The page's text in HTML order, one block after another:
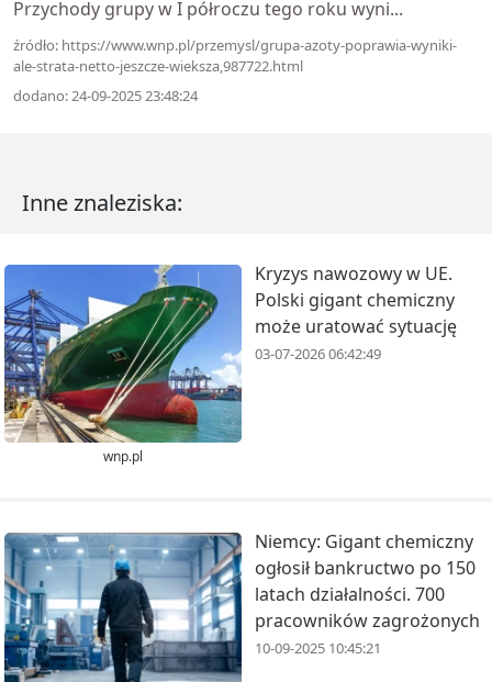
Przychody grupy w I półroczu tego roku wyni...
źródło: https://www.wnp.pl/przemysl/grupa-azoty-poprawia-wyniki-
ale-strata-netto-jeszcze-wieksza,987722.html
dodano: 24-09-2025 23:48:24
Inne znaleziska:
wnp.pl
Kryzys nawozowy w UE.
Polski gigant chemiczny
może uratować sytuację
03-07-2026 06:42:49
Niemcy: Gigant chemiczny
ogłosił bankructwo po 150
latach działalności. 700
pracowników zagrożonych
10-09-2025 10:45:21